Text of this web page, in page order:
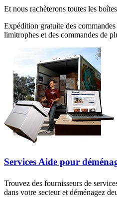
Et nous rachèterons toutes les
Expédition gratuite des
limitrophes et des commandes de
Services Aide pour
Trouvez des fournisseurs de
dans votre secteur et déménagez